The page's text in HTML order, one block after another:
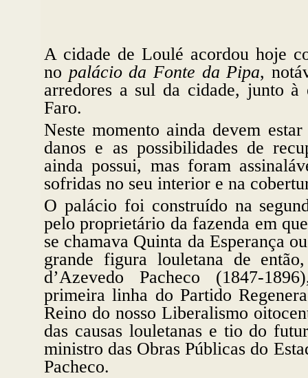
A cidade de Loulé acordou hoje
no palácio da Fonte da Pipa,
arredores a sul da cidade, junto à
Faro.
Neste momento ainda devem
danos e as possibilidades de
ainda possui, mas foram
sofridas no seu interior e na
O palácio foi construído na
pelo proprietário da fazenda em
se chamava Quinta da Esperança
grande figura louletana de
d’Azevedo Pacheco (1847-
primeira linha do Partido
Reino do nosso Liberalismo
das causas louletanas e tio do
ministro das Obras Públicas do
Pacheco.